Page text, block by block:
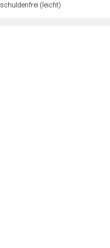
schuldenfrei (leicht)